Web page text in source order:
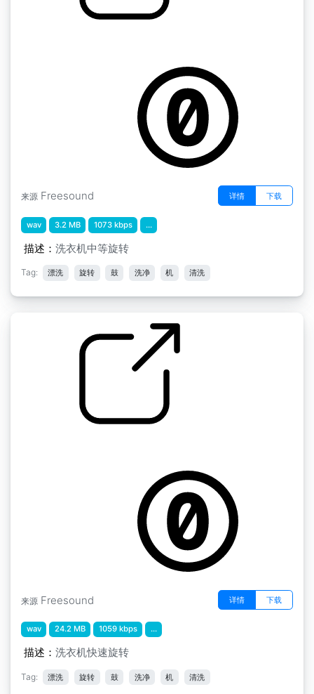
来源 Freesound 详情 下载
wav 3.2 MB 1073 kbps ...
描述： 洗衣机中等旋转
Tag: 漂洗 旋转 鼓 洗净 机 清洗
来源 Freesound 详情 下载
wav 24.2 MB 1059 kbps ...
描述： 洗衣机快速旋转
Tag: 漂洗 旋转 鼓 洗净 机 清洗